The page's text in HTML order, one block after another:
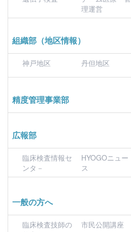
理運営
組織部（地区情報）
神戸地区 丹但地区
精度管理事業部
広報部
臨床検査情報セ
ンタ－
HYOGOニュー
ス
一般の方へ
臨床検査技師の
市民公開講座